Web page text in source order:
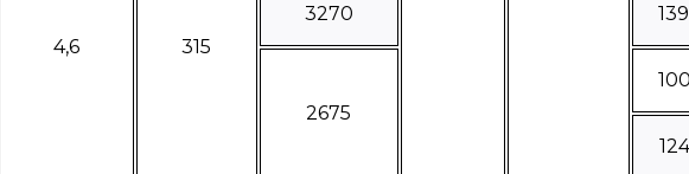
4,6 315
3270
2675